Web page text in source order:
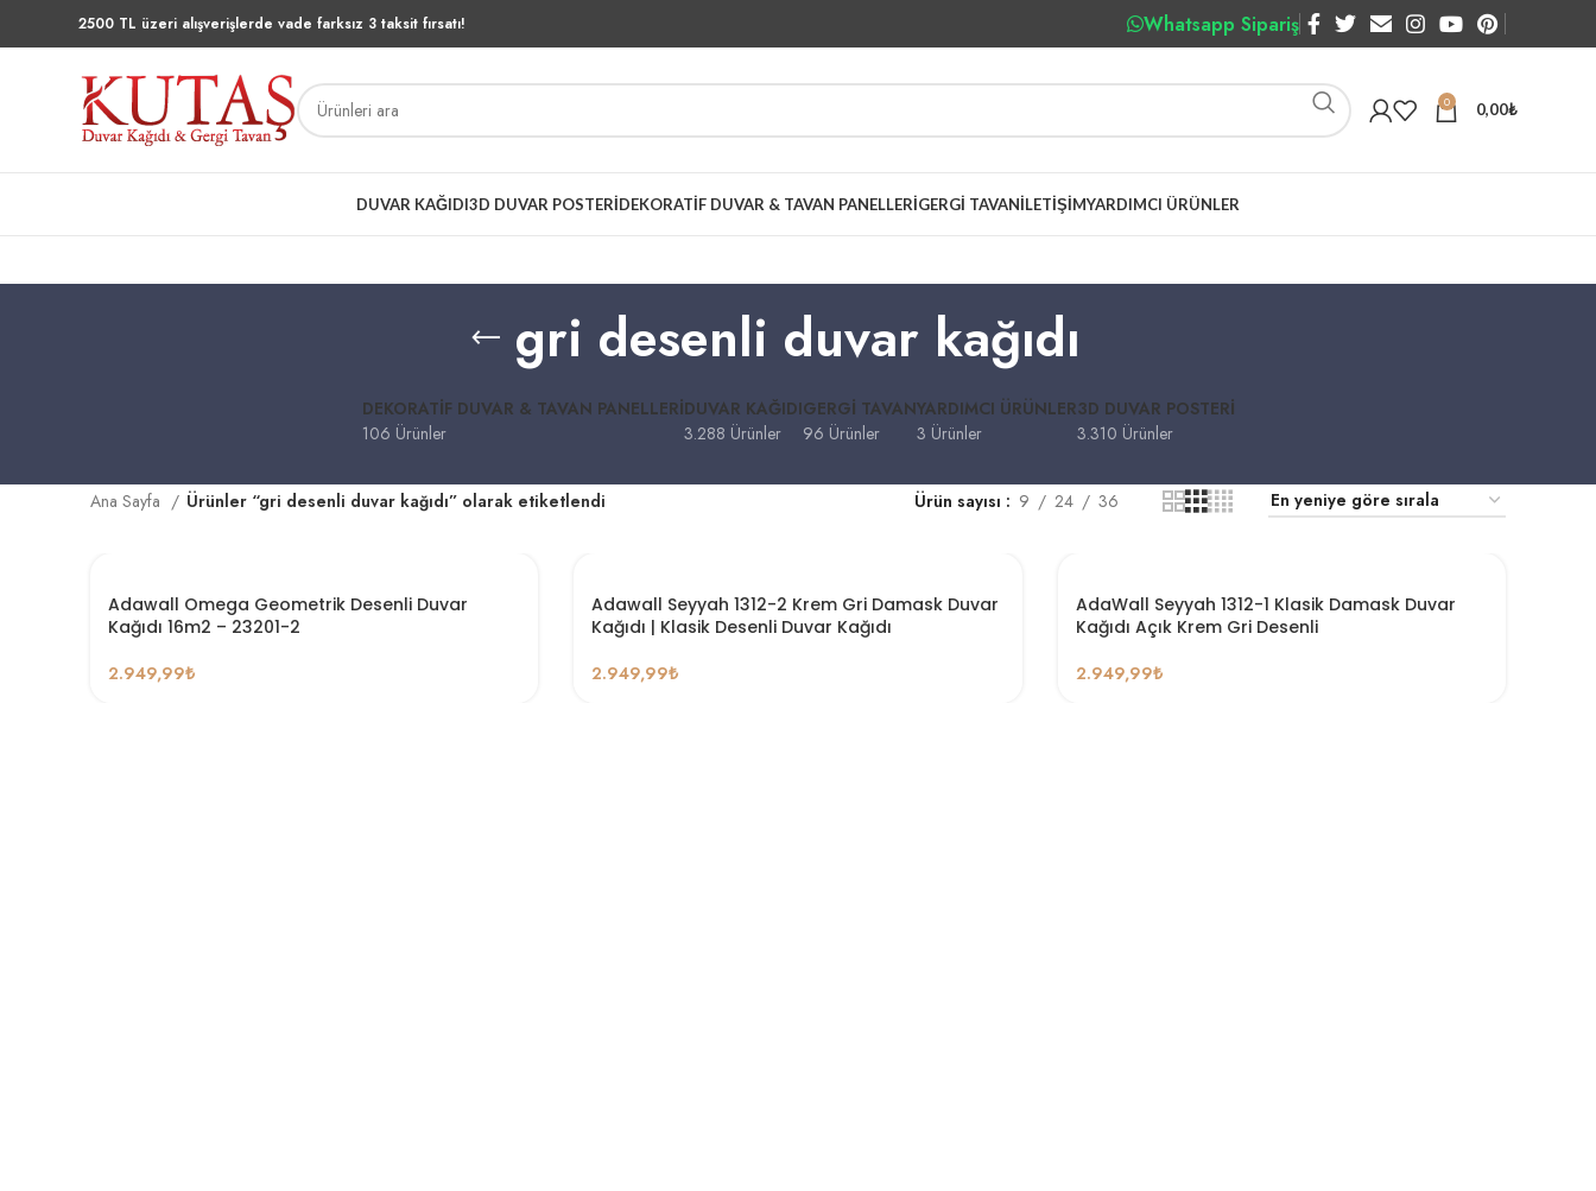
2500 TL üzeri alışverişlerde vade farksız 3 taksit fırsatı! Whatsapp Sipariş
0 0,00₺
DUVAR KAĞIDI3D DUVAR POSTERIDEKORATIF DUVAR & TAVAN PANELLERIGERGI TAVANİLETIŞIMYARDIMCI ÜRÜNLER
gri desenli duvar kağıdı
DEKORATIF DUVAR & TAVAN PANELLERI
106 Ürünler
DUVAR KAĞIDI
3.288 Ürünler
GERGI TAVAN
96 Ürünler
YARDIMCI ÜRÜNLER
3 Ürünler
3D DUVAR POSTERI
3.310 Ürünler
Ana Sayfa Ürünler “gri desenli duvar kağıdı” olarak etiketlendi Ürün sayısı 9 24 36
Adawall Omega Geometrik Desenli Duvar
Kağıdı 16m2 – 23201-2
2.949,99₺
Adawall Seyyah 1312-2 Krem Gri Damask Duvar
Kağıdı | Klasik Desenli Duvar Kağıdı
2.949,99₺
AdaWall Seyyah 1312-1 Klasik Damask Duvar
Kağıdı Açık Krem Gri Desenli
2.949,99₺